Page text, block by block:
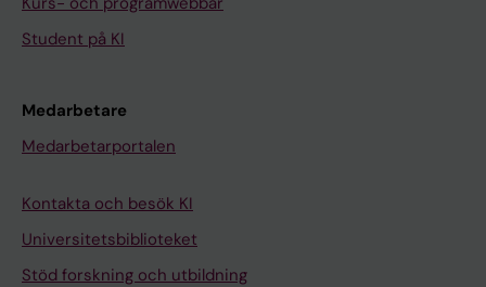
Student på KI
Medarbetare
Medarbetarportalen
Kontakta och besök KI
Universitetsbiblioteket
Stöd forskning och utbildning